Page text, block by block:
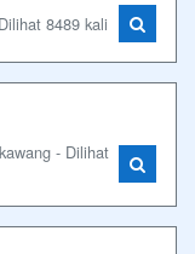
8489 kali
- Dilihat